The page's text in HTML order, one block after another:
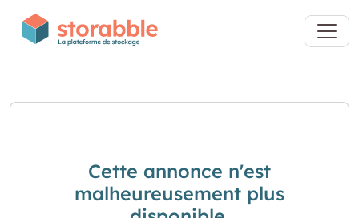
Cette annonce n'est
malheureusement plus